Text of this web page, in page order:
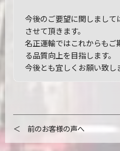
今後のご要望に関しまし
させて頂きます。
名正運輸ではこれからも
る品質向上を目指します。
今後とも宜しくお願い致し
＜ 前のお客様の声へ